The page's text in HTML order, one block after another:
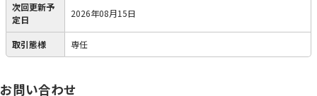
次回更新予
定日
2026年08月15日
取引態様 専任
お問い合わせ